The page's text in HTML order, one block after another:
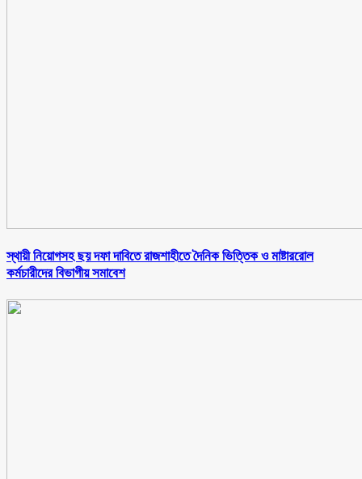
স্থায়ী নিয়োগসহ ছয় দফা দাবিতে রাজশাহীতে দৈনিক ভিত্তিক ও মাষ্টাররোল
কর্মচারীদের বিভাগীয় সমাবেশ